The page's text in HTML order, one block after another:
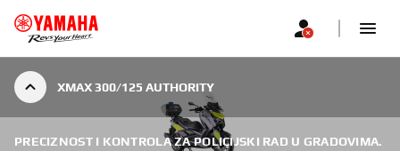
XMAX 300/125 AUTHORITY
PRECIZNOST I KONTROLA ZA POLICIJSKI RAD U GRADOVIMA.